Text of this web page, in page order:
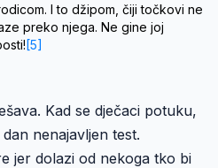
I to džipom, čiji točkovi ne
preko njega. Ne gine joj
[5]
Kad se dječaci potuku,
nenajavljen test.
jer dolazi od nekoga tko bi